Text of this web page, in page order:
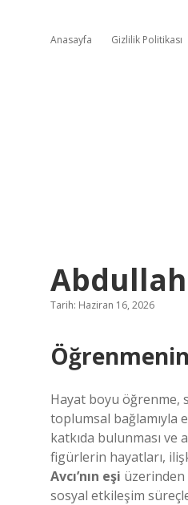
Anasayfa Gizlilik Politikası
Abdullah
Tarih: Haziran 16, 2026
Hayat boyu öğrenme,
toplumsal bağlamıyla
katkıda bulunması ve
figürlerin hayatları,
Avcı’nın eşi üzerinden
sosyal etkileşim